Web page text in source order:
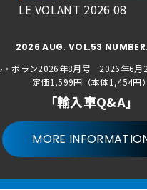
LE VOLANT 2026 08
2026 AUG. VOL.53
・ボラン2026年8月号 2026年6月
定価1,599円（本体1,454円）
「輸入車Q&A」
MORE